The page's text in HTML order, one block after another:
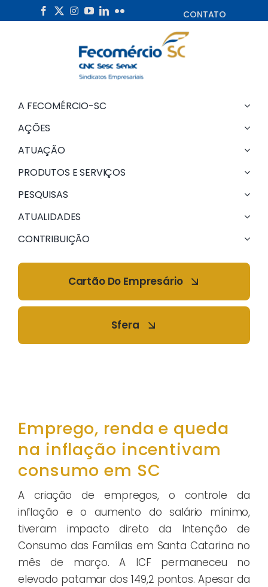
to
CONTATO
A FECOMÉRCIO-SC
AÇÕES
ATUAÇÃO
PRODUTOS E SERVIÇOS
PESQUISAS
ATUALIDADES
CONTRIBUIÇÃO
Cartão Do Empresário
Sfera
Emprego, renda e queda
na inflação incentivam
consumo em SC
A criação de empregos, o controle da
inflação e o aumento do salário mínimo,
tiveram impacto direto da Intenção de
Consumo das Famílias em Santa Catarina no
mês de março. A ICF permaneceu no
elevado patamar dos 149,2 pontos. Apesar da